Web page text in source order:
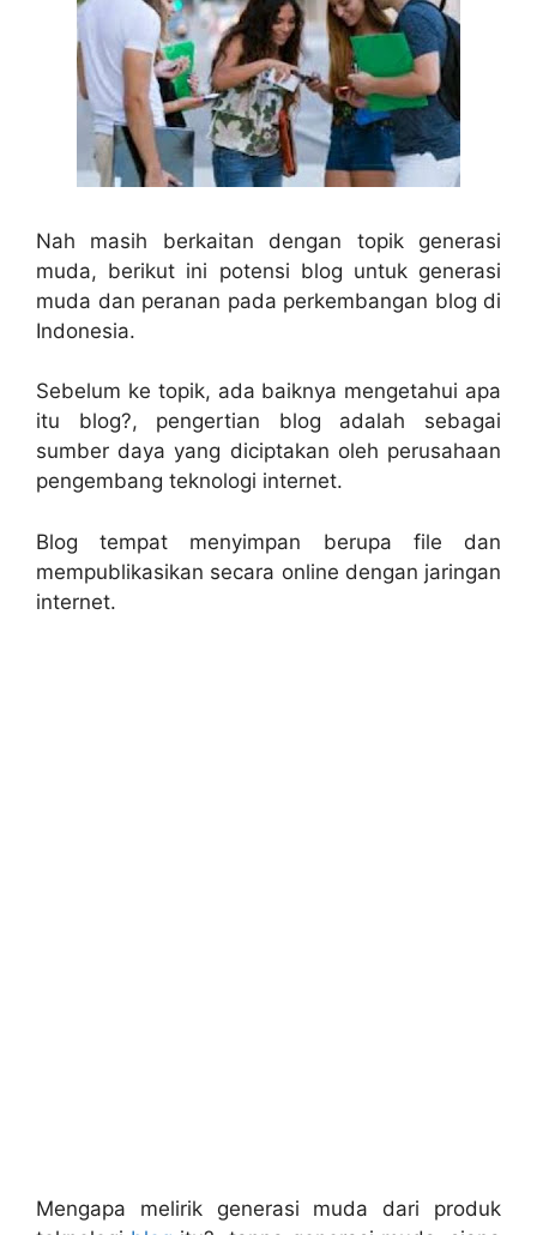
Nah masih berkaitan dengan topik generasi
muda, berikut ini potensi blog untuk generasi
muda dan peranan pada perkembangan blog di
Indonesia.
Sebelum ke topik, ada baiknya mengetahui apa
itu blog?, pengertian blog adalah sebagai
sumber daya yang diciptakan oleh perusahaan
pengembang teknologi internet.
Blog tempat menyimpan berupa file dan
mempublikasikan secara online dengan jaringan
internet.
Mengapa melirik generasi muda dari produk